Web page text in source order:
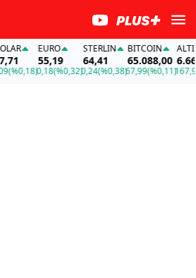
EURO
55,19
0,18(%0,32)
STERLIN
64,41
0,24(%0,38)
BITCOIN
65.088,00
67,99(%0,11)
ALTIN
167,96